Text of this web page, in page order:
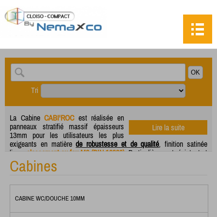
Tri
Lire la suite
La CabineCABI'ROC est réalisée en
panneaux stratifié massif épaisseurs
13mm pour les utilisateurs les plus
exigeants en matièrede robustesse et de qualité, finition satinée
lisse,
classement au feu M2 (DIN 16926) . Particulièrement résistant et
garanti en milieu humide, le panneau en stratifié massif est conçu
pour faire face aux conditions extrêmes d’utilisations. La Gamme
nombreuses possibilités de personnalisation.
hauteur, la profondeur est variable selon la configuration est peut-être
Cabines
CABINE WC/DOUCHE 10MM